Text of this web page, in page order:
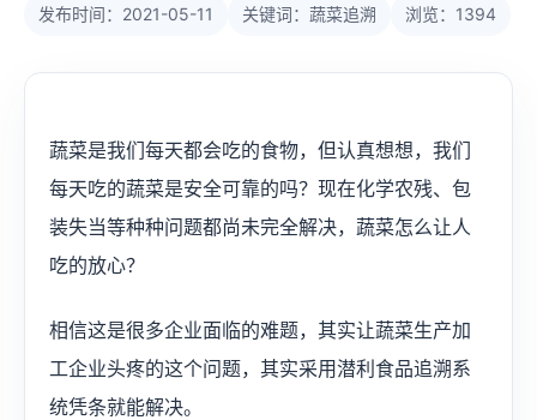
发布时间：2021-05-11 关键词：蔬菜追溯 浏览：1394
蔬菜是我们每天都会吃的食物，但认真想想，我们
每天吃的蔬菜是安全可靠的吗？现在化学农残、包
装失当等种种问题都尚未完全解决，蔬菜怎么让人
吃的放心？
相信这是很多企业面临的难题，其实让蔬菜生产加
工企业头疼的这个问题，其实采用潜利食品追溯系
统凭条就能解决。